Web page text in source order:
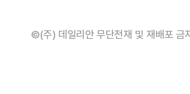
©(주) 데일리안 무단전재 및 재배포 금